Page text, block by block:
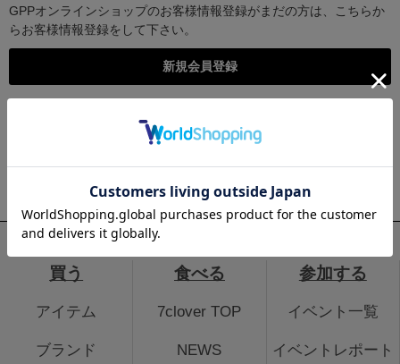
GPPオンラインショップのお客様情報登録がまだの方は、こちらか
らお客様情報登録をして下さい。
こちらは個人様向けのページとなります。法人のお客様のログイ
法人のお客さまはこちら
買う
アイテム
ブランド
食べる
7clover TOP
NEWS
参加する
イベント一覧
イベントレポート